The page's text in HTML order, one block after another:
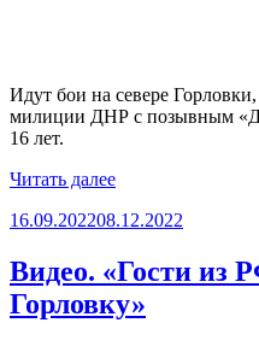
Идут бои на севере
милиции ДНР с позывным
16 лет.
Читать далее«Видео.
полка
Опубликовано
16.09.202208.12.2022
Видео. «Гости из
Горловку»